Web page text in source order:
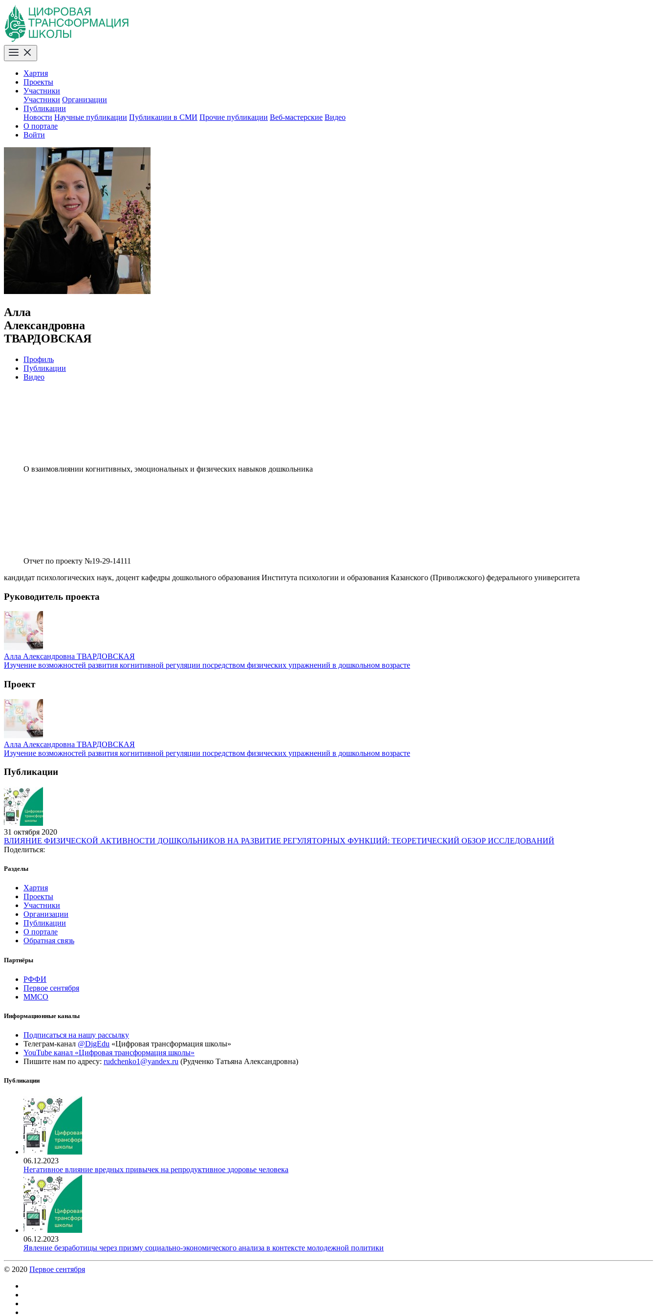
Хартия
Проекты
Участники
Участники Организации
Публикации
Новости Научные публикации Публикации в СМИ Прочие публикации Веб-мастерские Видео
О портале
Войти
Алла
Александровна
ТВАРДОВСКАЯ
Профиль
Публикации
Видео
О взаимовлиянии когнитивных, эмоциональных и физических навыков дошкольника
Отчет по проекту №19-29-14111
кандидат психологических наук, доцент кафедры дошкольного образования Института психологии и образования Казанского (Приволжского) федерального университета
Руководитель проекта
Алла Александровна ТВАРДОВСКАЯ
Изучение возможностей развития когнитивной регуляции посредством физических упражнений в дошкольном возрасте
Проект
Алла Александровна ТВАРДОВСКАЯ
Изучение возможностей развития когнитивной регуляции посредством физических упражнений в дошкольном возрасте
Публикации
31 октября 2020
ВЛИЯНИЕ ФИЗИЧЕСКОЙ АКТИВНОСТИ ДОШКОЛЬНИКОВ НА РАЗВИТИЕ РЕГУЛЯТОРНЫХ ФУНКЦИЙ: ТЕОРЕТИЧЕСКИЙ ОБЗОР ИССЛЕДОВАНИЙ
Поделиться:
Разделы
Хартия
Проекты
Участники
Организации
Публикации
О портале
Обратная связь
Партнёры
РФФИ
Первое сентября
ММСО
Информационные каналы
Подписаться на нашу рассылку
Телеграм-канал @DigEdu «Цифровая трансформация школы»
YouTube канал «Цифровая трансформация школы»
Пишите нам по адресу: rudchenko1@yandex.ru (Рудченко Татьяна Александровна)
Публикации
06.12.2023
Негативное влияние вредных привычек на репродуктивное здоровье человека
06.12.2023
Явление безработицы через призму социально-экономического анализа в контексте молодежной политики
© 2020 Первое сентября